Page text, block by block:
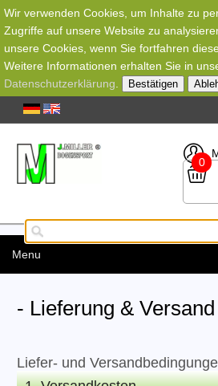
Wir verwenden Cookies, um Inhalte zu
Zugriffe auf unsere Website zu
unsere Cookies, wenn Sie fortfahren
Weitere Informationen erhalten Sie in
Datenschutzerklärung
Bestätigen
0
Menu
- Lieferung & Versand
Liefer- und